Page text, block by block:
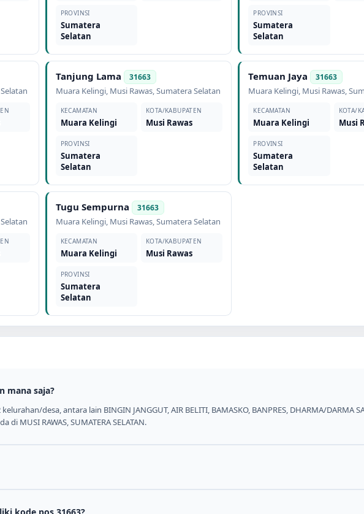
PROVINSI
Sumatera
Selatan
PROVINSI
Sumatera
Selatan
Tanjung Lama 31663
Muara Kelingi, Musi Rawas,Sumatera Selatan
KECAMATAN
Muara Kelingi
KOTA/KABUPATEN
Musi Rawas
PROVINSI
Sumatera
Selatan
Temuan Jaya 31663
Muara Kelingi, Musi Rawas,
KECAMATAN
Muara Kelingi
KOTA/
Musi
PROVINSI
Sumatera
Selatan
Tugu Sempurna 31663
Muara Kelingi, Musi Rawas,Sumatera Selatan
KECAMATAN
Muara Kelingi
KOTA/KABUPATEN
Musi Rawas
PROVINSI
Sumatera
Selatan
mana saja?
desa, antara lain BINGIN JANGGUT, AIR BELITI, BAMASKO, BANPRES, DHARMA/DARMA
MUSI RAWAS, SUMATERA SELATAN.